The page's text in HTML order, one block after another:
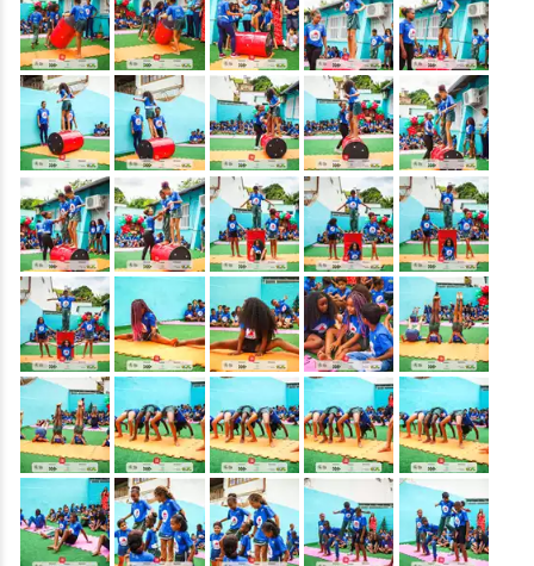
&nbsp; &nbsp; &nbsp; &nbsp; &nbsp;
&nbsp; &nbsp; &nbsp; &nbsp; &nbsp;
&nbsp; &nbsp; &nbsp; &nbsp; &nbsp;
&nbsp; &nbsp; &nbsp; &nbsp; &nbsp;
&nbsp; &nbsp; &nbsp; &nbsp; &nbsp;